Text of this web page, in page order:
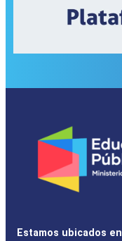
Estamos ubicados en